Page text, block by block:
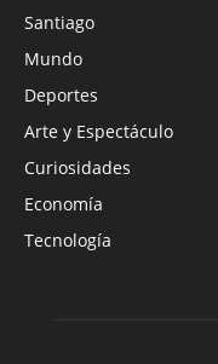
Santiago
Mundo
Deportes
Arte y Espectáculo
Curiosidades
Economía
Tecnología